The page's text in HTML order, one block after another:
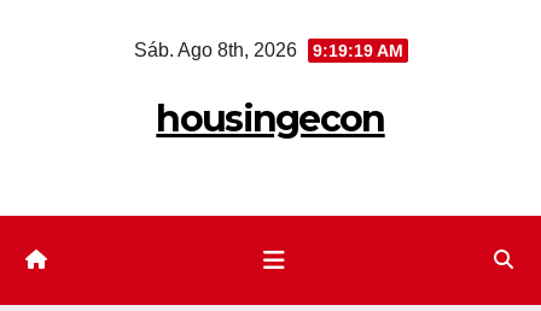
Sáb. Ago 8th, 2026 9:19:20 AM
housingecon